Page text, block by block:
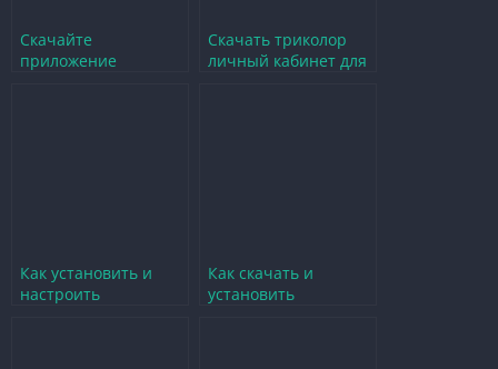
Скачайте
приложение
Скачать триколор
личный кабинет для
Как установить и
настроить
Как скачать и
установить